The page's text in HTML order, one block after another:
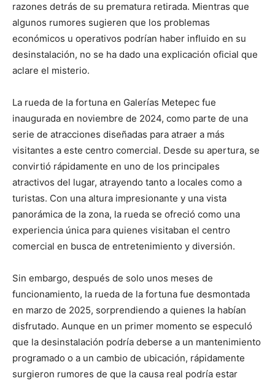
razones detrás de su prematura retirada. Mientras que
algunos rumores sugieren que los problemas
económicos u operativos podrían haber influido en su
desinstalación, no se ha dado una explicación oficial que
aclare el misterio.
La rueda de la fortuna en Galerías Metepec fue
inaugurada en noviembre de 2024, como parte de una
serie de atracciones diseñadas para atraer a más
visitantes a este centro comercial. Desde su apertura, se
convirtió rápidamente en uno de los principales
atractivos del lugar, atrayendo tanto a locales como a
turistas. Con una altura impresionante y una vista
panorámica de la zona, la rueda se ofreció como una
experiencia única para quienes visitaban el centro
comercial en busca de entretenimiento y diversión.
Sin embargo, después de solo unos meses de
funcionamiento, la rueda de la fortuna fue desmontada
en marzo de 2025, sorprendiendo a quienes la habían
disfrutado. Aunque en un primer momento se especuló
que la desinstalación podría deberse a un mantenimiento
programado o a un cambio de ubicación, rápidamente
surgieron rumores de que la causa real podría estar